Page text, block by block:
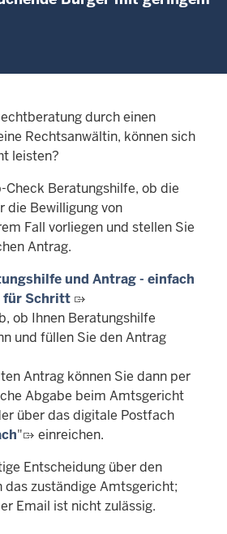
durch einen
Rechtsanwältin, können sich
leisten?
Check Beratungshilfe, ob die
die Bewilligung von
Fall vorliegen und stellen Sie
Antrag.
und Antrag - einfach
für Schritt
ob Ihnen Beratungshilfe
und füllen Sie den Antrag
Antrag können Sie dann per
Abgabe beim Amtsgericht
über das digitale Postfach
"
einreichen.
Entscheidung über den
zuständige Amtsgericht;
Email ist nicht zulässig.